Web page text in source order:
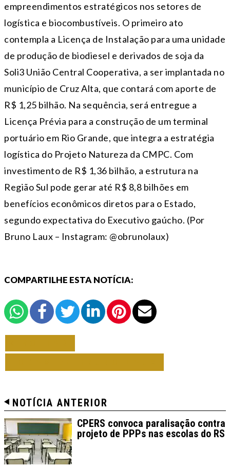
empreendimentos estratégicos nos setores de
logística e biocombustíveis. O primeiro ato
contempla a Licença de Instalação para uma unidade
de produção de biodiesel e derivados de soja da
Soli3 União Central Cooperativa, a ser implantada no
município de Cruz Alta, que contará com aporte de
R$ 1,25 bilhão. Na sequência, será entregue a
Licença Prévia para a construção de um terminal
portuário em Rio Grande, que integra a estratégia
logística do Projeto Natureza da CMPC. Com
investimento de R$ 1,36 bilhão, a estrutura na
Região Sul pode gerar até R$ 8,8 bilhões em
benefícios econômicos diretos para o Estado,
segundo expectativa do Executivo gaúcho. (Por
Bruno Laux – Instagram: @obrunolaux)
COMPARTILHE ESTA NOTÍCIA:
NOTÍCIA ANTERIOR
CPERS convoca paralisação contra
projeto de PPPs nas escolas do RS